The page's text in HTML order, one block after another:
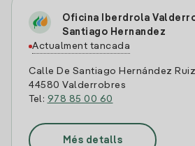
Oficina Iberdrola
Santiago Hernandez
Actualment tancada
Calle De Santiago Hernández
44580 Valderrobres
Tel: 978 85 00 60
Més detalls